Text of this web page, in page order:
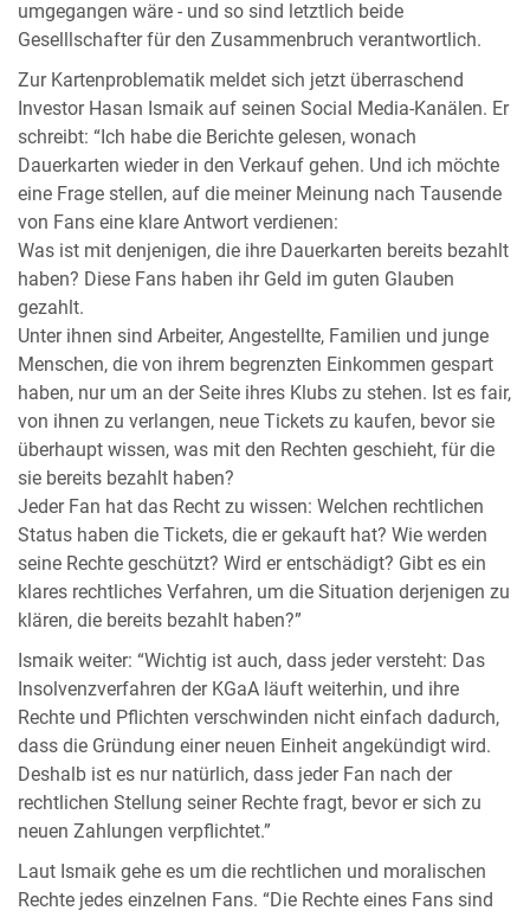
umgegangen wäre - und so sind letztlich beide
Geselllschafter für den Zusammenbruch verantwortlich.
Zur Kartenproblematik meldet sich jetzt überraschend
Investor Hasan Ismaik auf seinen Social Media-Kanälen. Er
schreibt: “Ich habe die Berichte gelesen, wonach
Dauerkarten wieder in den Verkauf gehen. Und ich möchte
eine Frage stellen, auf die meiner Meinung nach Tausende
von Fans eine klare Antwort verdienen:
Was ist mit denjenigen, die ihre Dauerkarten bereits bezahlt
haben? Diese Fans haben ihr Geld im guten Glauben
gezahlt.
Unter ihnen sind Arbeiter, Angestellte, Familien und junge
Menschen, die von ihrem begrenzten Einkommen gespart
haben, nur um an der Seite ihres Klubs zu stehen. Ist es fair,
von ihnen zu verlangen, neue Tickets zu kaufen, bevor sie
überhaupt wissen, was mit den Rechten geschieht, für die
sie bereits bezahlt haben?
Jeder Fan hat das Recht zu wissen: Welchen rechtlichen
Status haben die Tickets, die er gekauft hat? Wie werden
seine Rechte geschützt? Wird er entschädigt? Gibt es ein
klares rechtliches Verfahren, um die Situation derjenigen zu
klären, die bereits bezahlt haben?”
Ismaik weiter: “Wichtig ist auch, dass jeder versteht: Das
Insolvenzverfahren der KGaA läuft weiterhin, und ihre
Rechte und Pflichten verschwinden nicht einfach dadurch,
dass die Gründung einer neuen Einheit angekündigt wird.
Deshalb ist es nur natürlich, dass jeder Fan nach der
rechtlichen Stellung seiner Rechte fragt, bevor er sich zu
neuen Zahlungen verpflichtet.”
Laut Ismaik gehe es um die rechtlichen und moralischen
Rechte jedes einzelnen Fans. “Die Rechte eines Fans sind